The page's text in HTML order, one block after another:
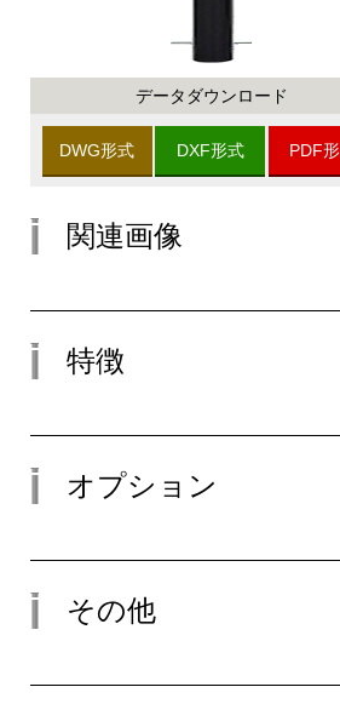
データダウンロード
DWG形式 DXF形式 PDF
関連画像
特徴
オプション
その他